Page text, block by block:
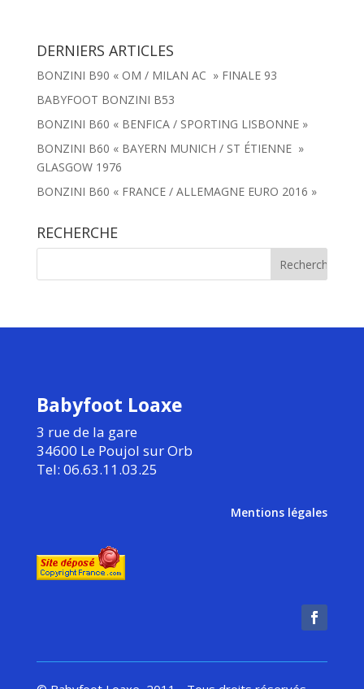
DERNIERS ARTICLES
BONZINI B90 « OM / MILAN AC » FINALE 93
BABYFOOT BONZINI B53
BONZINI B60 « BENFICA / SPORTING LISBONNE »
BONZINI B60 « BAYERN MUNICH / ST ÉTIENNE »
GLASGOW 1976
BONZINI B60 « FRANCE / ALLEMAGNE EURO 2016 »
RECHERCHE
Babyfoot Loaxe
3 rue de la gare
34600 Le Poujol sur Orb
Tel: 06.63.11.03.25
Mentions légales